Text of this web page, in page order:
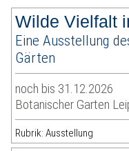
Wilde Vielfalt
Eine Ausstellung
Gärten
noch bis 31.12.2026
Botanischer Garten
Rubrik: Ausstellung